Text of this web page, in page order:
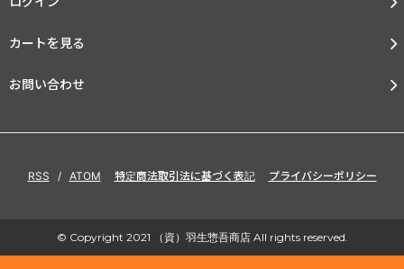
カートを見る
お問い合わせ
RSS / ATOM 特定商法取引法に基づく表記 プライバシーポリシー
© Copyright 2021 （資）羽生惣吾商店 All rights reserved.